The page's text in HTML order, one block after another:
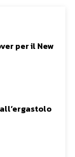
per il New